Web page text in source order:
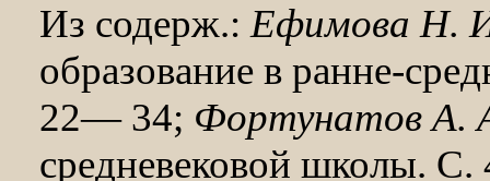
Из содерж.: Ефимова Н.
образование в ранне-
22— 34; Фортунатов А.
средневековой школы.